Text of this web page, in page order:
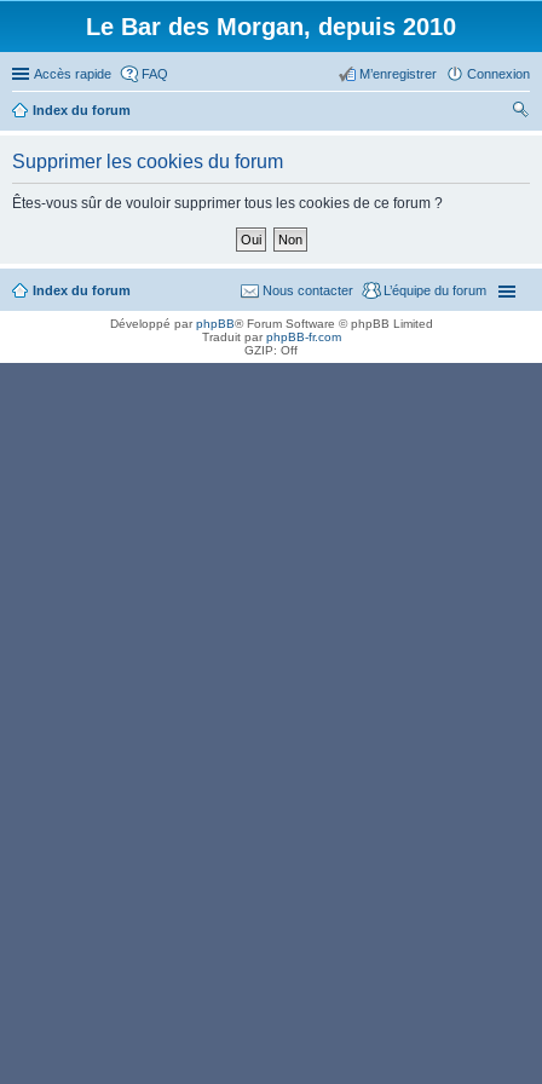
Le Bar des Morgan, depuis 2010
Accès rapide FAQ Connexion
M’enregistrer
Index du forum
Supprimer les cookies du forum
Êtes-vous sûr de vouloir supprimer tous les cookies de ce forum ?
Index du forum L’équipe du forum
Nous contacter
Développé parphpBB® Forum Software © phpBB Limited
Traduit parphpBB-fr.com
GZIP: Off